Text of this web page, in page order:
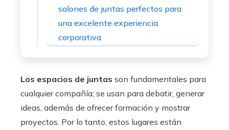
salones de juntas perfectos para
una excelente experiencia
corporativa
Los espacios de juntas son fundamentales para
cualquier compañía; se usan para debatir, generar
ideas, además de ofrecer formación y mostrar
proyectos. Por lo tanto, estos lugares están